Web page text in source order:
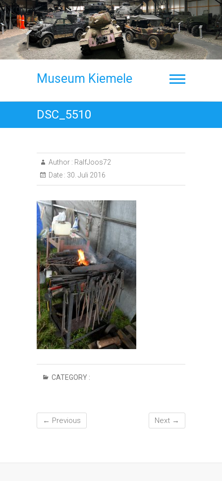
Skip
to
content
Museum Kiemele
DSC_5510
Author : RalfJoos72
Date : 30. Juli 2016
CATEGORY :
← Previous Next →